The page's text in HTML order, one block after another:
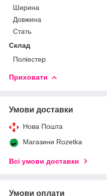
Ширина
Довжина
Стать
Склад
Поліестер
Приховати
Умови доставки
Нова Пошта
Магазини Rozetka
Всі умови доставки
Умови оплати